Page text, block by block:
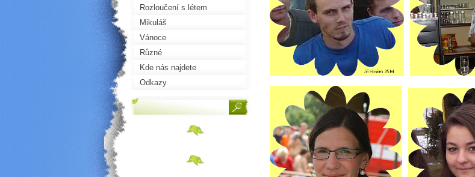
Rozloučení s létem
Mikuláš
Vánoce
Různé
Kde nás najdete
Odkazy